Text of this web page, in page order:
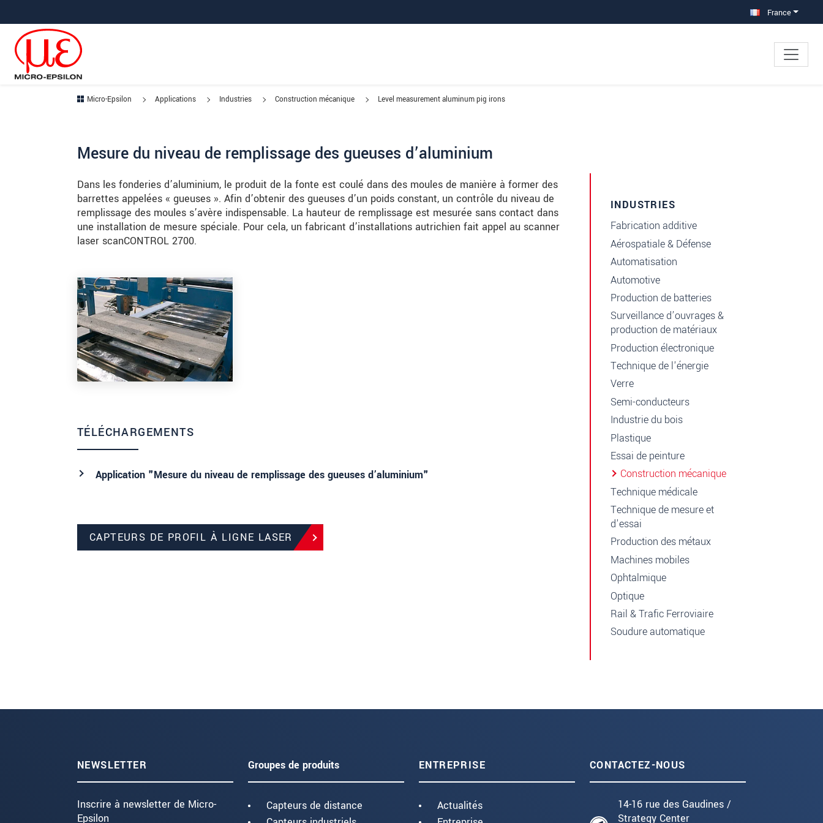
France
Micro-Epsilon Applications Industries Construction mécanique Level measurement aluminum pig irons
Mesure du niveau de remplissage des gueuses d’aluminium
Dans les fonderies d’aluminium, le produit de la fonte est coulé dans des moules de manière à former des
barrettes appelées « gueuses ». Afin d’obtenir des gueuses d’un poids constant, un contrôle du niveau de
remplissage des moules s’avère indispensable. La hauteur de remplissage est mesurée sans contact dans
une installation de mesure spéciale. Pour cela, un fabricant d’installations autrichien fait appel au scanner
laser scanCONTROL 2700.
TÉLÉCHARGEMENTS
Application "Mesure du niveau de remplissage des gueuses d’aluminium"
CAPTEURS DE PROFIL À LIGNE LASER
INDUSTRIES
Fabrication additive
Aérospatiale & Défense
Automatisation
Automotive
Production de batteries
Surveillance d’ouvrages &
production de matériaux
Production électronique
Technique de l'énergie
Verre
Semi-conducteurs
Industrie du bois
Plastique
Essai de peinture
Construction mécanique
Technique médicale
Technique de mesure et
d'essai
Production des métaux
Machines mobiles
Ophtalmique
Optique
Rail & Trafic Ferroviaire
Soudure automatique
NEWSLETTER
Inscrire à newsletter de Micro-
Epsilon
Groupes de produits
Capteurs de distance
ENTREPRISE
Actualités
CONTACTEZ-NOUS
14-16 rue des Gaudines /
Strategy Center